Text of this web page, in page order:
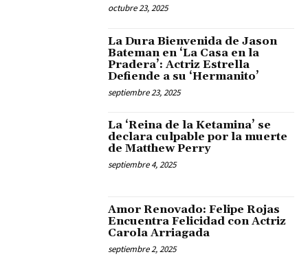
octubre 23, 2025
La Dura Bienvenida de Jason
Bateman en ‘La Casa en la
Pradera’: Actriz Estrella
Defiende a su ‘Hermanito’
septiembre 23, 2025
La ‘Reina de la Ketamina’ se
declara culpable por la muerte
de Matthew Perry
septiembre 4, 2025
Amor Renovado: Felipe Rojas
Encuentra Felicidad con Actriz
Carola Arriagada
septiembre 2, 2025